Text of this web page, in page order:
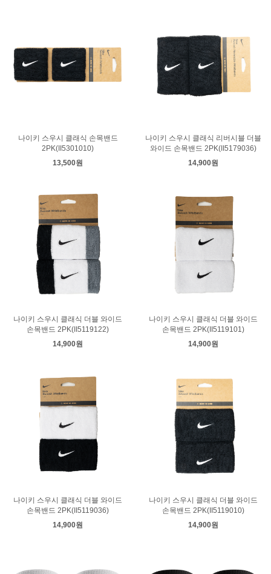
나이키 스우시 클래식 손목밴드
2PK(II5301010)
13,500원
나이키 스우시 클래식 리버시블 더블
와이드 손목밴드 2PK(II5179036)
14,900원
나이키 스우시 클래식 더블 와이드
손목밴드 2PK(II5119122)
14,900원
나이키 스우시 클래식 더블 와이드
손목밴드 2PK(II5119101)
14,900원
나이키 스우시 클래식 더블 와이드
손목밴드 2PK(II5119036)
14,900원
나이키 스우시 클래식 더블 와이드
손목밴드 2PK(II5119010)
14,900원